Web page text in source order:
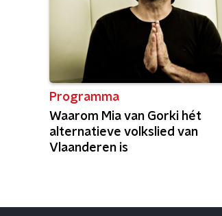
Programma
Waarom Mia van Gorki hét
alternatieve volkslied van
Vlaanderen is